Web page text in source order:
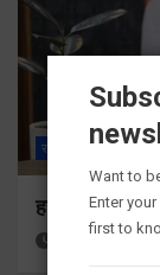
राज्य
हर घर तिरंगा
Want to
Enter
first to